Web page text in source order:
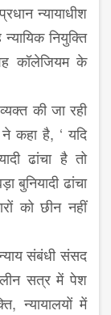
न्यायाधीश
नियुक्ति
कॉलेजियम के
की जा रही
कहा है, ‘ यदि
ढांचा है तो
बुनियादी ढांचा
को छीन नहीं
संबंधी संसद
सत्र में पेश
न्यायालयों में